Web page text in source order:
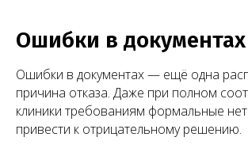
Ошибки в документах
Ошибки в документах — ещё одна
причина отказа. Даже при полном
клиники требованиям формальные
привести к отрицательному решению.